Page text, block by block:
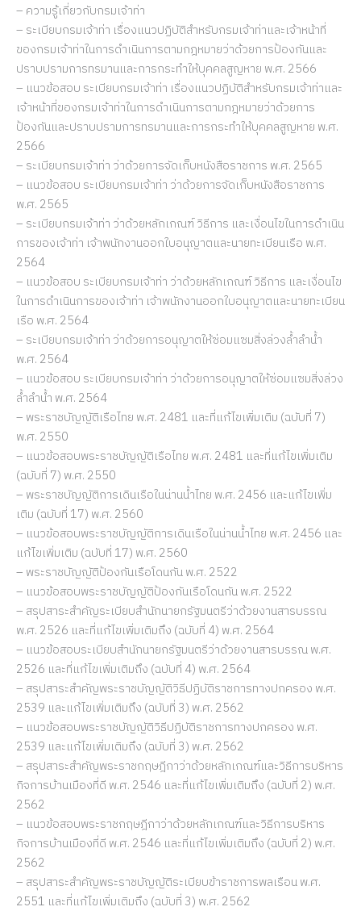
– ความรู้เกี่ยวกับกรมเจ้าท่า
– ระเบียบกรมเจ้าท่า เรื่องแนวปฏิบัติสำหรับกรมเจ้าท่าและเจ้าหน้าที่
ของกรมเจ้าท่าในการดำเนินการตามกฎหมายว่าด้วยการป้องกันและ
ปราบปรามการทรมานและการกระทำให้บุคคลสูญหาย พ.ศ. 2566
– แนวข้อสอบ ระเบียบกรมเจ้าท่า เรื่องแนวปฏิบัติสำหรับกรมเจ้าท่าและ
เจ้าหน้าที่ของกรมเจ้าท่าในการดำเนินการตามกฎหมายว่าด้วยการ
ป้องกันและปราบปรามการทรมานและการกระทำให้บุคคลสูญหาย พ.ศ.
2566
– ระเบียบกรมเจ้าท่า ว่าด้วยการจัดเก็บหนังสือราชการ พ.ศ. 2565
– แนวข้อสอบ ระเบียบกรมเจ้าท่า ว่าด้วยการจัดเก็บหนังสือราชการ
พ.ศ. 2565
– ระเบียบกรมเจ้าท่า ว่าด้วยหลักเกณฑ์ วิธีการ และเงื่อนไขในการดำเนิน
การของเจ้าท่า เจ้าพนักงานออกใบอนุญาตและนายทะเบียนเรือ พ.ศ.
2564
– แนวข้อสอบ ระเบียบกรมเจ้าท่า ว่าด้วยหลักเกณฑ์ วิธีการ และเงื่อนไข
ในการดำเนินการของเจ้าท่า เจ้าพนักงานออกใบอนุญาตและนายทะเบียน
เรือ พ.ศ. 2564
– ระเบียบกรมเจ้าท่า ว่าด้วยการอนุญาตให้ซ่อมแซมสิ่งล่วงล้ำลำน้ำ
พ.ศ. 2564
– แนวข้อสอบ ระเบียบกรมเจ้าท่า ว่าด้วยการอนุญาตให้ซ่อมแซมสิ่งล่วง
ล้ำลำน้ำ พ.ศ. 2564
– พระราชบัญญัติเรือไทย พ.ศ. 2481 และที่แก้ไขเพิ่มเติม (ฉบับที่ 7)
พ.ศ. 2550
– แนวข้อสอบพระราชบัญญัติเรือไทย พ.ศ. 2481 และที่แก้ไขเพิ่มเติม
(ฉบับที่ 7) พ.ศ. 2550
– พระราชบัญญัติการเดินเรือในน่านน้ำไทย พ.ศ. 2456 และแก้ไขเพิ่ม
เติม (ฉบับที่ 17) พ.ศ. 2560
– แนวข้อสอบพระราชบัญญัติการเดินเรือในน่านน้ำไทย พ.ศ. 2456 และ
แก้ไขเพิ่มเติม (ฉบับที่ 17) พ.ศ. 2560
– พระราชบัญญัติป้องกันเรือโดนกัน พ.ศ. 2522
– แนวข้อสอบพระราชบัญญัติป้องกันเรือโดนกัน พ.ศ. 2522
– สรุปสาระสำคัญระเบียบสำนักนายกรัฐมนตรีว่าด้วยงานสารบรรณ
พ.ศ. 2526 และที่แก้ไขเพิ่มเติมถึง (ฉบับที่ 4) พ.ศ. 2564
– แนวข้อสอบระเบียบสำนักนายกรัฐมนตรีว่าด้วยงานสารบรรณ พ.ศ.
2526 และที่แก้ไขเพิ่มเติมถึง (ฉบับที่ 4) พ.ศ. 2564
– สรุปสาระสำคัญพระราชบัญญัติวิธีปฏิบัติราชการทางปกครอง พ.ศ.
2539 และแก้ไขเพิ่มเติมถึง (ฉบับที่ 3) พ.ศ. 2562
– แนวข้อสอบพระราชบัญญัติวิธีปฏิบัติราชการทางปกครอง พ.ศ.
2539 และแก้ไขเพิ่มเติมถึง (ฉบับที่ 3) พ.ศ. 2562
– สรุปสาระสำคัญพระราชกฤษฎีกาว่าด้วยหลักเกณฑ์และวิธีการบริหาร
กิจการบ้านเมืองที่ดี พ.ศ. 2546 และที่แก้ไขเพิ่มเติมถึง (ฉบับที่ 2) พ.ศ.
2562
– แนวข้อสอบพระราชกฤษฎีกาว่าด้วยหลักเกณฑ์และวิธีการบริหาร
กิจการบ้านเมืองที่ดี พ.ศ. 2546 และที่แก้ไขเพิ่มเติมถึง (ฉบับที่ 2) พ.ศ.
2562
– สรุปสาระสำคัญพระราชบัญญัติระเบียบข้าราชการพลเรือน พ.ศ.
2551 และที่แก้ไขเพิ่มเติมถึง (ฉบับที่ 3) พ.ศ. 2562